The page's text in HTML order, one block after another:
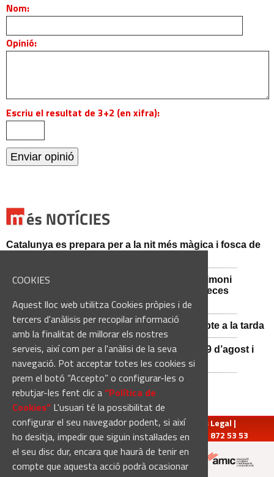
COOKIES
Aquest lloc web utilitza Cookies pròpies i de
tercers d'anàlisis per recopilar informació
amb la finalitat de millorar els nostres
serveis, així com per a l'anàlisi de la seva
navegació. Pot acceptar totes les cookies si
prem el botó “Accepto” o configurar-les o
rebutjar-les fent clic a“Política de
Cookies“ L'usuari té la possibilitat de
configurar el seu navegador podent, si així
ho desitja, impedir que siguin instal·lades en
el seu disc dur, encara que haurà de tenir en
compte que aquesta acció podrà ocasionar
Nom:
Opinió:
Escriu el resultat de 3+2 (en xifra):
Catalunya es prepara per a la nit més màgica i fosca de
Sant Fruitós de Bages posa en valor el patrimoni
agrícola amb la restauració i exposició de peces
històriques
Es manté la previsió de pluges fortes dissabte a la tarda
El 3x3 de bàsquet de Solsona s’avança al 29 d’agost i
estrena premis en metàl·lic
redaccio@manresadiari.cat|Qui som Avís Legal |
Pompeu Fabra, 7-13, 08240-Manresa | Tel.: 93 872 53 53